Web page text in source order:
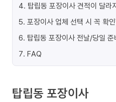
4. 탑립동 포장이사 견적이 달라
5. 포장이사 업체 선택 시 꼭 확
6. 탑립동 포장이사 전날/당일
7. FAQ
탑립동 포장이사